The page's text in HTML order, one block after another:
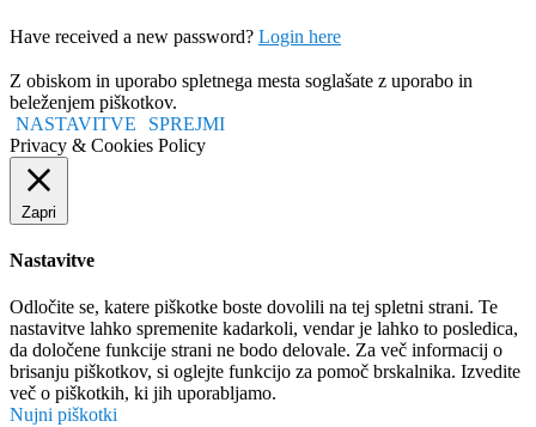
Have received a new password? Login here
Z obiskom in uporabo spletnega mesta soglašate z uporabo in
beleženjem piškotkov.
NASTAVITVE
SPREJMI
Privacy & Cookies Policy
Zapri
Nastavitve
Odločite se, katere piškotke boste dovolili na tej spletni strani. Te
nastavitve lahko spremenite kadarkoli, vendar je lahko to posledica,
da določene funkcije strani ne bodo delovale. Za več informacij o
brisanju piškotkov, si oglejte funkcijo za pomoč brskalnika. Izvedite
več o piškotkih, ki jih uporabljamo.
Nujni piškotki